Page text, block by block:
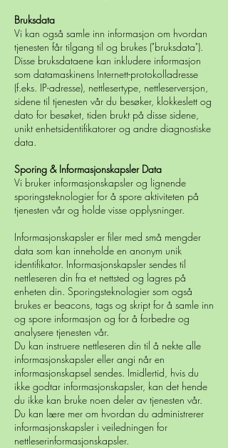
Bruksdata
Vi kan også samle inn informasjon om hvordan
tjenesten får tilgang til og brukes ("bruksdata").
Disse bruksdataene kan inkludere informasjon
som datamaskinens Internett-protokolladresse
(f.eks. IP-adresse), nettlesertype, nettleserversjon,
sidene til tjenesten vår du besøker, klokkeslett og
dato for besøket, tiden brukt på disse sidene,
unikt enhetsidentifikatorer og andre diagnostiske
data.
Sporing & Informasjonskapsler Data
Vi bruker informasjonskapsler og lignende
sporingsteknologier for å spore aktiviteten på
tjenesten vår og holde visse opplysninger.
Informasjonskapsler er filer med små mengder
data som kan inneholde en anonym unik
identifikator. Informasjonskapsler sendes til
nettleseren din fra et nettsted og lagres på
enheten din. Sporingsteknologier som også
brukes er beacons, tags og skript for å samle inn
og spore informasjon og for å forbedre og
analysere tjenesten vår.
Du kan instruere nettleseren din til å nekte alle
informasjonskapsler eller angi når en
informasjonskapsel sendes. Imidlertid, hvis du
ikke godtar informasjonskapsler, kan det hende
du ikke kan bruke noen deler av tjenesten vår.
Du kan lære mer om hvordan du administrerer
informasjonskapsler i veiledningen for
nettleserinformasjonskapsler.